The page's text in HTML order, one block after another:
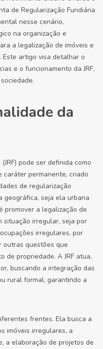
de Regularização Fundiária
nesse cenário,
na organização e
a legalização de imóveis e
artigo visa detalhar o
e o funcionamento da JRF,
da
pode ser definida como
caráter permanente, criado
de regularização
geográfica, seja ela urbana
promover a legalização de
situação irregular, seja por
irregulares, por
outras questões que
de propriedade. A JRF atua,
buscando a integração das
rural formal, garantindo a
frentes. Ela busca a
imóveis irregulares, a
a elaboração de projetos de